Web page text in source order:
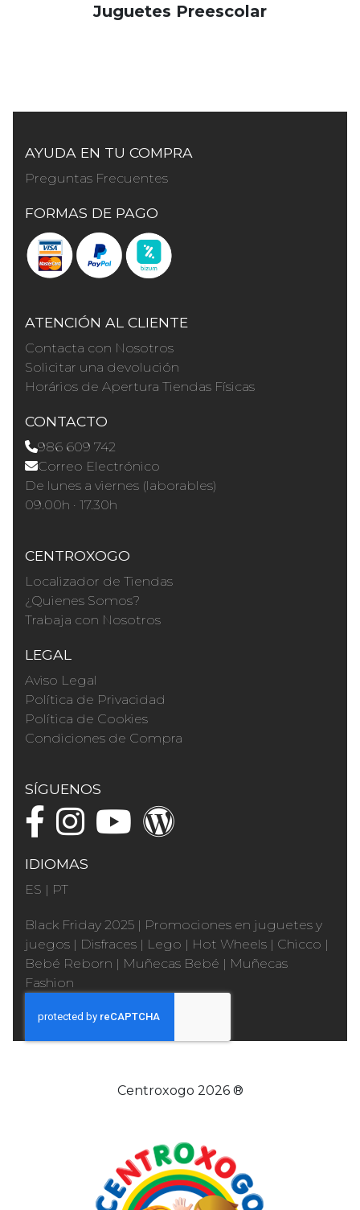
Juguetes Preescolar
AYUDA EN TU COMPRA
Preguntas Frecuentes
FORMAS DE PAGO
ATENCIÓN AL CLIENTE
Contacta con Nosotros
Solicitar una devolución
Horários de Apertura Tiendas Físicas
CONTACTO
986 609 742
Correo Electrónico
De lunes a viernes (laborables)
09.00h · 17.30h
CENTROXOGO
Localizador de Tiendas
¿Quienes Somos?
Trabaja con Nosotros
LEGAL
Aviso Legal
Política de Privacidad
Política de Cookies
Condiciones de Compra
SÍGUENOS
IDIOMAS
ES | PT
Black Friday 2025 | Promociones en juguetes y
juegos | Disfraces | Lego | Hot Wheels | Chicco |
Bebé Reborn | Muñecas Bebé | Muñecas
Fashion
Centroxogo 2026 ®